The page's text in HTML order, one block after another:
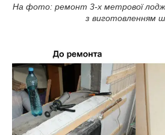
На фото: ремонт 3-х метрової
з виготовленням